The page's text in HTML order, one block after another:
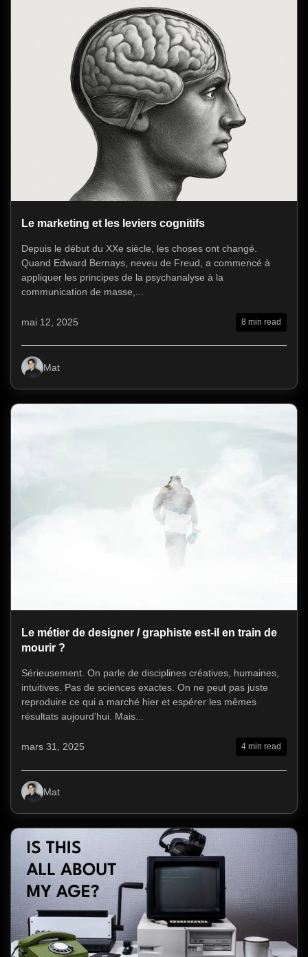
Le marketing et les leviers cognitifs
Depuis le début du XXe siècle, les choses ont changé.
Quand Edward Bernays, neveu de Freud, a commencé à
appliquer les principes de la psychanalyse à la
communication de masse,...
mai 12, 2025 8 min read
Mat
Le métier de designer / graphiste est-il en train de
mourir ?
Sérieusement. On parle de disciplines créatives, humaines,
intuitives. Pas de sciences exactes. On ne peut pas juste
reproduire ce qui a marché hier et espérer les mêmes
résultats aujourd’hui. Mais...
mars 31, 2025 4 min read
Mat